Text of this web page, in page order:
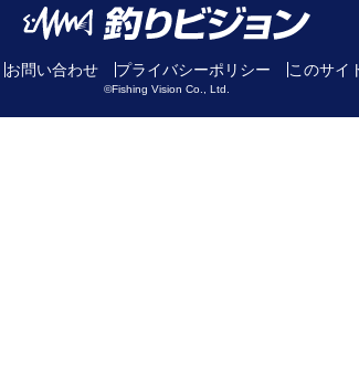
お問い合わせ プライバシーポリシー このサイ
©Fishing Vision Co., Ltd.